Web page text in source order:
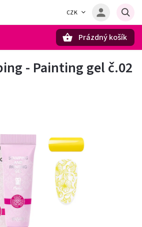
CZK
Prázdný košík
- Painting gel č.02